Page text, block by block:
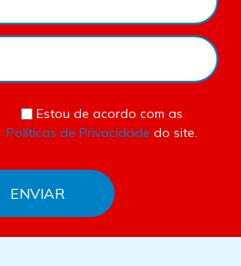
Estou de acordo com as
Políticas de Privacidade do site.